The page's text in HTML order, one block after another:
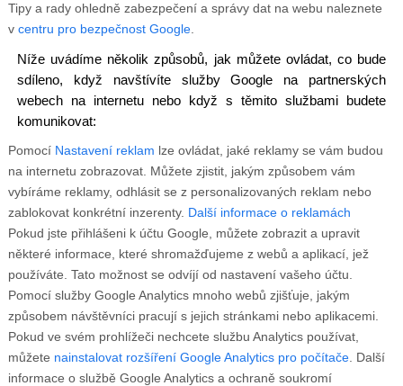
Tipy a rady ohledně zabezpečení a správy dat na webu naleznete
v centru pro bezpečnost Google.
Níže uvádíme několik způsobů, jak můžete ovládat, co bude
sdíleno, když navštívíte služby Google na partnerských
webech na internetu nebo když s těmito službami budete
komunikovat:
Pomocí Nastavení reklam lze ovládat, jaké reklamy se vám budou
na internetu zobrazovat. Můžete zjistit, jakým způsobem vám
vybíráme reklamy, odhlásit se z personalizovaných reklam nebo
zablokovat konkrétní inzerenty. Další informace o reklamách
Pokud jste přihlášeni k účtu Google, můžete zobrazit a upravit
některé informace, které shromažďujeme z webů a aplikací, jež
používáte. Tato možnost se odvíjí od nastavení vašeho účtu.
Pomocí služby Google Analytics mnoho webů zjišťuje, jakým
způsobem návštěvníci pracují s jejich stránkami nebo aplikacemi.
Pokud ve svém prohlížeči nechcete službu Analytics používat,
můžete nainstalovat rozšíření Google Analytics pro počítače. Další
informace o službě Google Analytics a ochraně soukromí